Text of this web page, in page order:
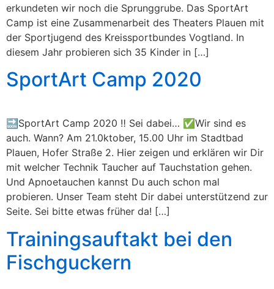
erkundeten wir noch die Sprunggrube. Das SportArt
Camp ist eine Zusammenarbeit des Theaters Plauen mit
der Sportjugend des Kreissportbundes Vogtland. In
diesem Jahr probieren sich 35 Kinder in […]
SportArt Camp 2020
🔜SportArt Camp 2020 ‼ Sei dabei… ✅Wir sind es
auch. Wann? Am 21.0ktober, 15.00 Uhr im Stadtbad
Plauen, Hofer Straße 2. Hier zeigen und erklären wir Dir
mit welcher Technik Taucher auf Tauchstation gehen.
Und Apnoetauchen kannst Du auch schon mal
probieren. Unser Team steht Dir dabei unterstützend zur
Seite. Sei bitte etwas früher da! […]
Trainingsauftakt bei den
Fischguckern